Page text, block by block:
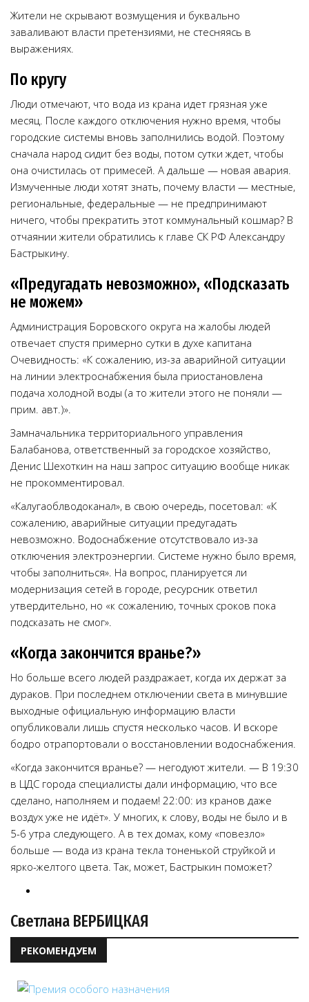
Жители не скрывают возмущения и буквально
заваливают власти претензиями, не стесняясь в
выражениях.
По кругу
Люди отмечают, что вода из крана идет грязная уже
месяц. После каждого отключения нужно время, чтобы
городские системы вновь заполнились водой. Поэтому
сначала народ сидит без воды, потом сутки ждет, чтобы
она очистилась от примесей. А дальше — новая авария.
Измученные люди хотят знать, почему власти — местные,
региональные, федеральные — не предпринимают
ничего, чтобы прекратить этот коммунальный кошмар? В
отчаянии жители обратились к главе СК РФ Александру
Бастрыкину.
«Предугадать невозможно», «Подсказать
не можем»
Администрация Боровского округа на жалобы людей
отвечает спустя примерно сутки в духе капитана
Очевидность: «К сожалению, из-за аварийной ситуации
на линии электроснабжения была приостановлена
подача холодной воды (а то жители этого не поняли —
прим. авт.)».
Замначальника территориального управления
Балабанова, ответственный за городское хозяйство,
Денис Шехоткин на наш запрос ситуацию вообще никак
не прокомментировал.
«Калугаоблводоканал», в свою очередь, посетовал: «К
сожалению, аварийные ситуации предугадать
невозможно. Водоснабжение отсутствовало из-за
отключения электроэнергии. Системе нужно было время,
чтобы заполниться». На вопрос, планируется ли
модернизация сетей в городе, ресурсник ответил
утвердительно, но «к сожалению, точных сроков пока
подсказать не смог».
«Когда закончится вранье?»
Но больше всего людей раздражает, когда их держат за
дураков. При последнем отключении света в минувшие
выходные официальную информацию власти
опубликовали лишь спустя несколько часов. И вскоре
бодро отрапортовали о восстановлении водоснабжения.
«Когда закончится вранье? — негодуют жители. — В 19:30
в ЦДС города специалисты дали информацию, что все
сделано, наполняем и подаем! 22:00: из кранов даже
воздух уже не идёт». У многих, к слову, воды не было и в
5-6 утра следующего. А в тех домах, кому «повезло»
больше — вода из крана текла тоненькой струйкой и
ярко-желтого цвета. Так, может, Бастрыкин поможет?
Светлана ВЕРБИЦКАЯ
РЕКОМЕНДУЕМ